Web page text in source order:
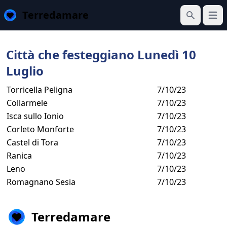
Terredamare
Cerca
Apri
Città che festeggiano Lunedì 10
Luglio
Torricella Peligna
7/10/23
Collarmele
7/10/23
Isca sullo Ionio
7/10/23
Corleto Monforte
7/10/23
Castel di Tora
7/10/23
Ranica
7/10/23
Leno
7/10/23
Romagnano Sesia
7/10/23
Terredamare